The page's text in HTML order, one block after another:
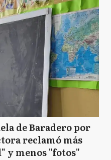
de Baradero por
reclamó más
y menos "fotos"